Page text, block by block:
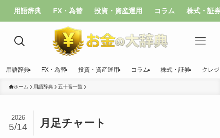
用語辞典 FX・為替 投資・資産運用 コラム 株式・証
用語辞典 FX・為替 投資・資産運用 コラム 株式・証券 クレ
ホーム 用語辞典 五十音一覧
月足チャート
2026
5/14